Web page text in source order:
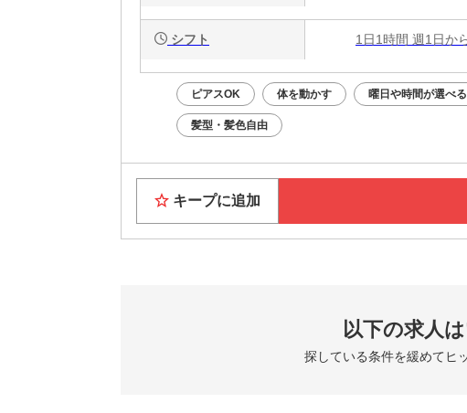
シフト 1日1時間 週1日か
ピアスOK 体を動かす 曜日や時間が選べる
髪型・髪色自由
キープに追加
以下の求人
探している条件を緩めてヒ